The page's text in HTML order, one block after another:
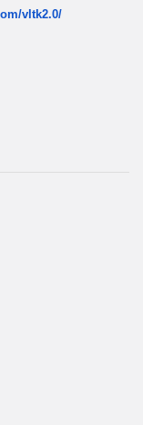
vltk2.0/